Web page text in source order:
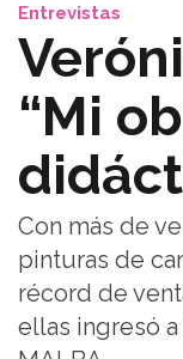
Entrevistas
“Mi
Con más de
pinturas de
récord de
ellas ingresó